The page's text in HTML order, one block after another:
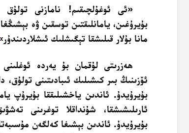
«ئى ئوغۇلچىقىم! نامازنى تولۇق
بۇيرۇغىن، يامانلىقتىن توسقىن ۋە
مانا بۇلار قىلىشقا تېگىشلىك
ھەزرىتى لۇقمان بۇ يەردە
ئۆزىنىڭ بىر كىشىلىك ئىبادىتىنى تولۇق،
بۇيرۇيدۇ. ئاندىن ياخشىلىققا بۇيرۇپ
ئارىلىشىشقا، شۇنداقلا توغرىنى
بۇيرۇيدۇ. ئاندىن بېشىغا كەلگەن